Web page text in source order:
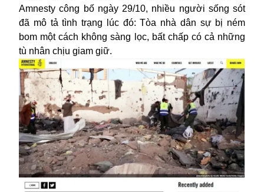
Amnesty công bố ngày 29/10, nhiều người sống sót
đã mô tả tình trạng lúc đó: Tòa nhà dân sự bị ném
bom một cách không sàng lọc, bất chấp có cả những
tù nhân chịu giam giữ.